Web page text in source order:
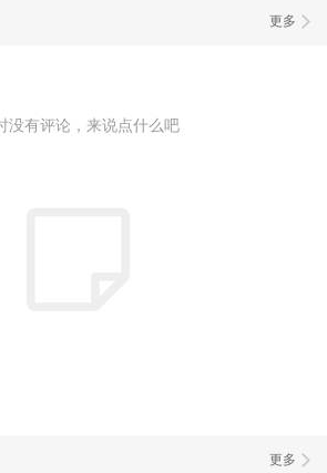
更多
没有评论，来说点什么吧
更多